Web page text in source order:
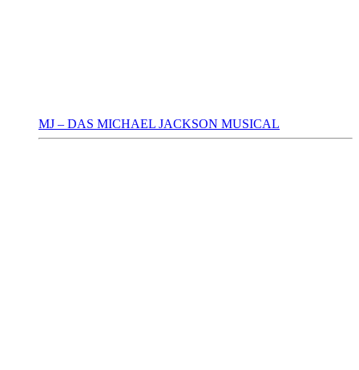
MJ – DAS MICHAEL JACKSON MUSICAL